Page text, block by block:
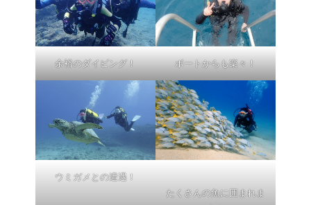
余裕のダイビング！ ボートからも楽々！
ウミガメとの遭遇！
たくさんの魚に囲まれま